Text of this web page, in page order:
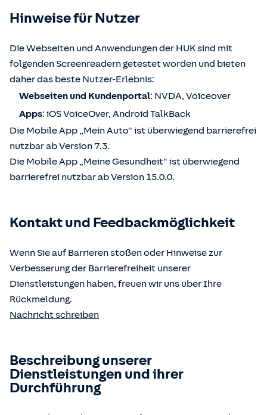
Hinweise für Nutzer
Die Webseiten und Anwendungen der HUK sind mit
folgenden Screenreadern getestet worden und bieten
daher das beste Nutzer-Erlebnis:
Webseiten und Kundenportal: NVDA, Voiceover
Apps: iOS VoiceOver, Android TalkBack
Die Mobile App „Mein Auto“ ist überwiegend barrierefrei
nutzbar ab Version 7.3.
Die Mobile App „Meine Gesundheit“ ist überwiegend
barrierefrei nutzbar ab Version 15.0.0.
Kontakt und Feedbackmöglichkeit
Wenn Sie auf Barrieren stoßen oder Hinweise zur
Verbesserung der Barrierefreiheit unserer
Dienstleistungen haben, freuen wir uns über Ihre
Rückmeldung.
Nachricht schreiben
Beschreibung unserer
Dienstleistungen und ihrer
Durchführung